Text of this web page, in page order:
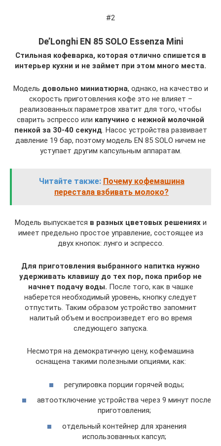
#2
De’Longhi EN 85 SOLO Essenza Mini
Стильная кофеварка, которая отлично спишется в
интерьер кухни и не займет при этом много места.
Модель довольно миниатюрна, однако, на качество и
скорость приготовления кофе это не влияет –
реализованных параметров хватит для того, чтобы
сварить эспрессо или капучино с нежной молочной
пенкой за 30-40 секунд. Насос устройства развивает
давление 19 бар, поэтому модель EN 85 SOLO ничем не
уступает другим капсульным аппаратам.
Читайте также: Почему кофемашина
перестала взбивать молоко?
Модель выпускается в разных цветовых решенияхи
имеет предельно простое управление, состоящее из
двух кнопок: лунго и эспрессо.
Для приготовления выбранного напитка нужно
удерживать клавишу до тех пор, пока прибор не
начнет подачу воды. После того, как в чашке
наберется необходимый уровень, кнопку следует
отпустить. Таким образом устройство запомнит
налитый объем и воспроизведет его во время
следующего запуска.
Несмотря на демократичную цену, кофемашина
оснащена такими полезными опциями, как:
регулировка порции горячей воды;
автоотключение устройства через 9 минут после
приготовления;
отдельный контейнер для хранения
использованных капсул;